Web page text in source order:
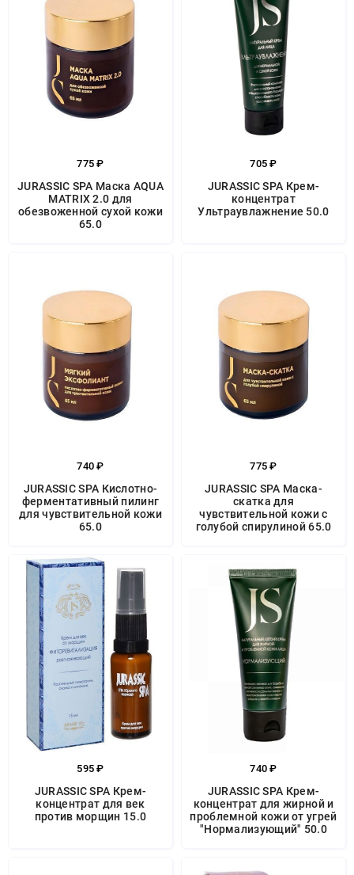
775 ₽
JURASSIC SPA Маска AQUA
MATRIX 2.0 для
обезвоженной сухой кожи
65.0
705 ₽
JURASSIC SPA Крем-
концентрат
Ультраувлажнение 50.0
740 ₽
JURASSIC SPA Кислотно-
ферментативный пилинг
для чувствительной кожи
65.0
775 ₽
JURASSIC SPA Маска-
скатка для
чувствительной кожи с
голубой спирулиной 65.0
595 ₽
JURASSIC SPA Крем-
концентрат для век
против морщин 15.0
740 ₽
JURASSIC SPA Крем-
концентрат для жирной и
проблемной кожи от угрей
"Нормализующий" 50.0